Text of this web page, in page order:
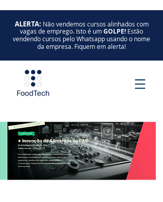
ALERTA: Não vendemos cursos alinhados com
vagas de emprego. Isto é umGOLPE! Estão
vendendo cursos pelo Whatsapp usando o nome
da empresa. Fiquem em alerta!